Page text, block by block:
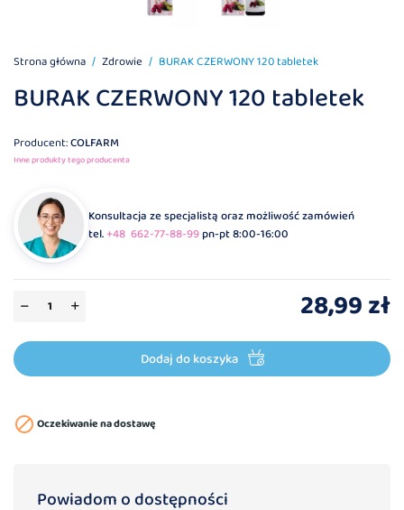
Strona główna Zdrowie BURAK CZERWONY 120 tabletek
BURAK CZERWONY 120 tabletek
Producent:COLFARM
Inne produkty tego producenta
Konsultacja ze specjalistą oraz możliwość zamówień
tel.+48 662-77-88-99pn-pt 8:00-16:00
28,99 zł
Dodaj do koszyka
 Oczekiwanie na dostawę
Powiadom o dostępności